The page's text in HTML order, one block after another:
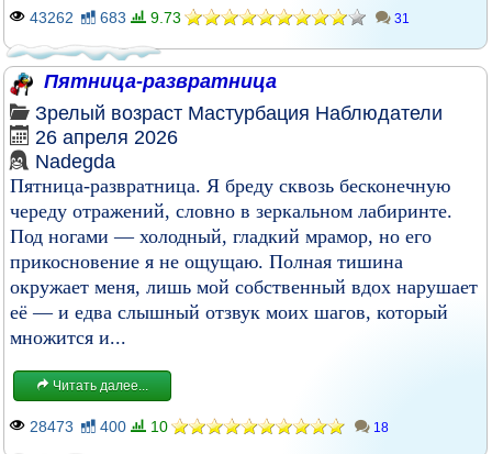
43262 683 9.73 31
Пятница-развратница
Зрелый возраст Мастурбация Наблюдатели
26 апреля 2026
Nadegda
Пятница-развратница. Я бреду сквозь бесконечную
череду отражений, словно в зеркальном лабиринте.
Под ногами — холодный, гладкий мрамор, но его
прикосновение я не ощущаю. Полная тишина
окружает меня, лишь мой собственный вдох нарушает
её — и едва слышный отзвук моих шагов, который
множится и...
Читать далее...
28473 400 10 18